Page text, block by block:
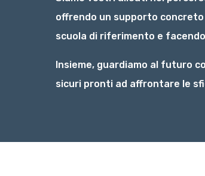
offrendo un supporto
scuola di riferimento e
Insieme, guardiamo al futuro
sicuri pronti ad affrontare le